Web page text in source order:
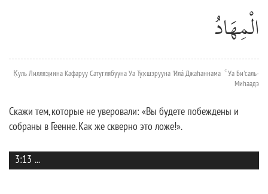
الْمِهَادُ
К̣уль Лилляз̱иина Кафаруу Сатуг̣лябууна Уа Тух̣шэрууна 'Илá Джаhаннама ۚ Уа Би'саль-
Миhаадэ
Скажи тем, которые не уверовали: «Вы будете побеждены и
собраны в Геенне. Как же скверно это ложе!».
3:13 ...